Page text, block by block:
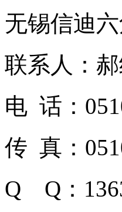
无锡信迪
联系人：
电 话：
传 真：
Q Q：